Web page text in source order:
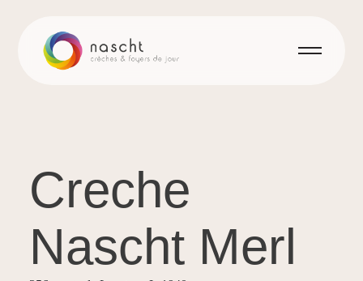
Creche
Nascht Merl